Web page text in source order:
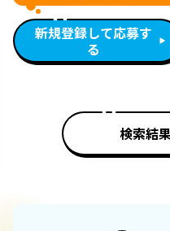
新規登録して応募す
る
検索結